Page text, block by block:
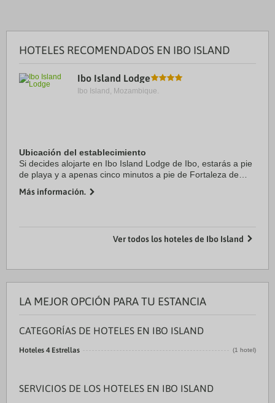
HOTELES RECOMENDADOS EN IBO ISLAND
Ibo Island Lodge
Ibo Island, Mozambique.
Ubicación del establecimiento
Si decides alojarte en Ibo Island Lodge de Ibo, estarás a pie
de playa y a apenas cinco minutos a pie de Fortaleza de
playa se encuentra a 0,8 km de ...
Más información.
Ver todos los hoteles de Ibo Island
LA MEJOR OPCIÓN PARA TU ESTANCIA
CATEGORÍAS DE HOTELES EN IBO ISLAND
Hoteles 4 Estrellas (1 hotel)
SERVICIOS DE LOS HOTELES EN IBO ISLAND